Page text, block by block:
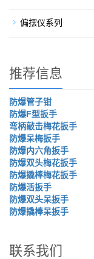
偏摆仪系列
推荐信息
防爆管子钳
防爆F型扳手
弯柄敲击梅花扳手
防爆呆梅扳手
防爆内六角扳手
防爆双头梅花扳手
防爆撬棒梅花扳手
防爆活扳手
防爆双头呆扳手
防爆撬棒呆扳手
联系我们